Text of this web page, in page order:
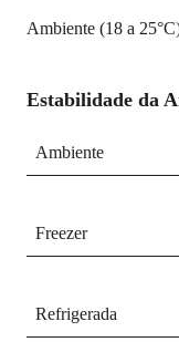
Ambiente (18 a
Estabilidade da
Ambiente
Freezer
Refrigerada